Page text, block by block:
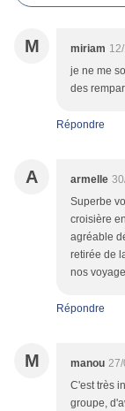
M miriam
je ne me
des
Répondre
A armelle
Superbe
croisière
agréable
retirée de
nos
Répondre
M manou
C'est très
groupe,